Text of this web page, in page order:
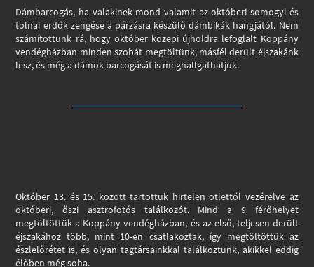
Dámbarcogás, ha valakinek mond valamit az októberi somogyi és
tolnai erdők zengése a párzásra készülő dámbikák hangjától. Nem
számítottunk rá, hogy október közepi újholdra lefoglalt Koppány
vendégházban minden szobát megtöltünk, másfél derült éjszakánk
lesz, és még a dámok barcogását is meghallgathatjuk.
Október 13. és 15. között tartottuk hirtelen ötlettől vezérelve az
októberi, őszi asztrofotós találkozót. Mind a 9 férőhelyet
megtöltöttük a Koppány vendégházban, és az első, teljesen derült
éjszakához több, mint 10-en csatlakoztak, így megtöltöttük az
észlelőrétet is, és olyan tagtársainkkal találkoztunk, akikkel eddig
élőben még soha.